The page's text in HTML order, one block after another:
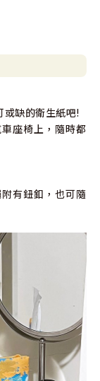
或缺的衛生紙吧!
座椅上，隨時都
有鈕釦，也可隨